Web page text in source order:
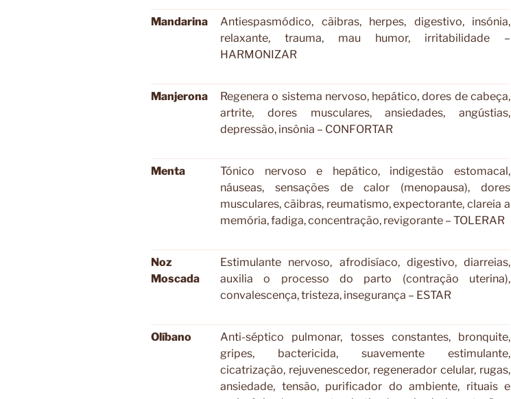
Mandarina
Antiespasmódico, cãibras, herpes, digestivo, insónia,
relaxante, trauma, mau humor, irritabilidade –
HARMONIZAR
Manjerona
Regenera o sistema nervoso, hepático, dores de cabeça,
artrite, dores musculares, ansiedades, angústias,
depressão, insônia – CONFORTAR
Menta
Tónico nervoso e hepático, indigestão estomacal,
náuseas, sensações de calor (menopausa), dores
musculares, cãibras, reumatismo, expectorante, clareia a
memória, fadiga, concentração, revigorante – TOLERAR
Noz
Moscada
Estimulante nervoso, afrodisíaco, digestivo, diarreias,
auxilia o processo do parto (contração uterina),
convalescença, tristeza, insegurança – ESTAR
Olíbano
Anti-séptico pulmonar, tosses constantes, bronquite,
gripes, bactericida, suavemente estimulante,
cicatrização, rejuvenescedor, regenerador celular, rugas,
ansiedade, tensão, purificador do ambiente, rituais e